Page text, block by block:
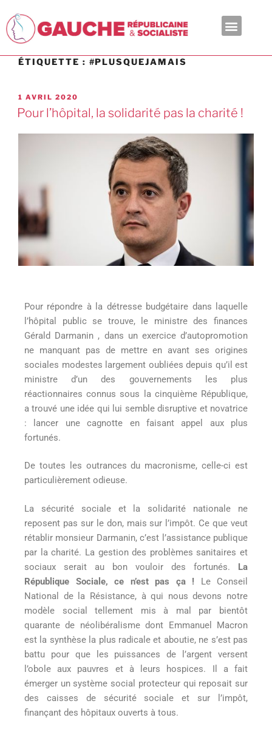
ÉTIQUETTE : #PLUSQUEJAMAIS
1 AVRIL 2020
Pour l’hôpital, la solidarité pas la charité !
Pour répondre à la détresse budgétaire dans laquelle
l’hôpital public se trouve, le ministre des finances
Gérald Darmanin , dans un exercice d’autopromotion
ne manquant pas de mettre en avant ses origines
sociales modestes largement oubliées depuis qu’il est
ministre d’un des gouvernements les plus
réactionnaires connus sous la cinquième République,
a trouvé une idée qui lui semble disruptive et novatrice
: lancer une cagnotte en faisant appel aux plus
fortunés.
De toutes les outrances du macronisme, celle-ci est
particulièrement odieuse.
La sécurité sociale et la solidarité nationale ne
reposent pas sur le don, mais sur l’impôt. Ce que veut
rétablir monsieur Darmanin, c’est l’assistance publique
par la charité. La gestion des problèmes sanitaires et
sociaux serait au bon vouloir des fortunés. La
République Sociale, ce n’est pas ça ! Le Conseil
National de la Résistance, à qui nous devons notre
modèle social tellement mis à mal par bientôt
quarante de néolibéralisme dont Emmanuel Macron
est la synthèse la plus radicale et aboutie, ne s’est pas
battu pour que les puissances de l’argent versent
l’obole aux pauvres et à leurs hospices. Il a fait
émerger un système social protecteur qui reposait sur
des caisses de sécurité sociale et sur l’impôt,
finançant des hôpitaux ouverts à tous.